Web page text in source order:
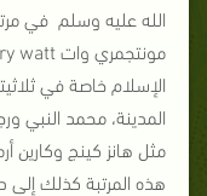
الله عليه وسلم في
الإسلام خاصة في
المدينة، محمد النبي
مثل هانز كينج وكارين
هذه المرتبة كذلك إلى